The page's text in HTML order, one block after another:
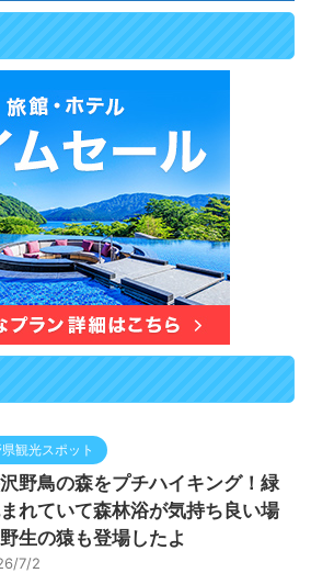
観光スポット
野鳥の森をプチハイキング！緑
れていて森林浴が気持ち良い場
生の猿も登場したよ
7/2